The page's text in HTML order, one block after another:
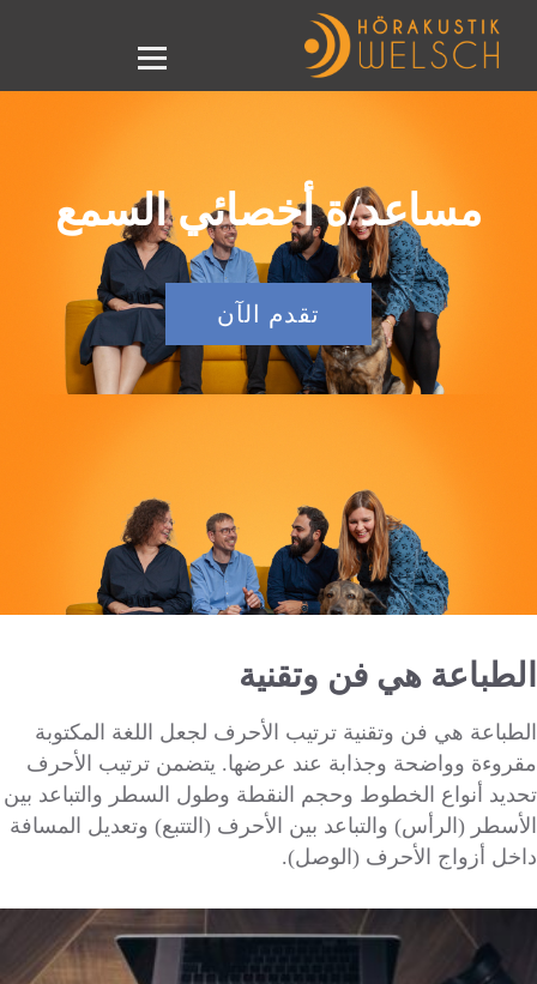
مساعد/ة أخصائي السمع
تقدم الآن
الطباعة هي فن وتقنية
الطباعة هي فن وتقنية ترتيب الأحرف لجعل اللغة المكتوبة
مقروءة وواضحة وجذابة عند عرضها. يتضمن ترتيب الأحرف
تحديد أنواع الخطوط وحجم النقطة وطول السطر والتباعد بين
الأسطر (الرأس) والتباعد بين الأحرف (التتبع) وتعديل المسافة
داخل أزواج الأحرف (الوصل).